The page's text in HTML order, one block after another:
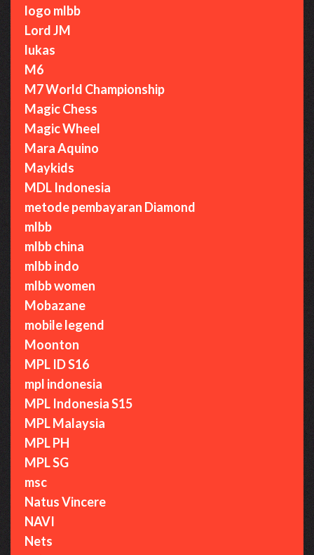
logo mlbb
Lord JM
lukas
M6
M7 World Championship
Magic Chess
Magic Wheel
Mara Aquino
Maykids
MDL Indonesia
metode pembayaran Diamond
mlbb
mlbb china
mlbb indo
mlbb women
Mobazane
mobile legend
Moonton
MPL ID S16
mpl indonesia
MPL Indonesia S15
MPL Malaysia
MPL PH
MPL SG
msc
Natus Vincere
NAVI
Nets